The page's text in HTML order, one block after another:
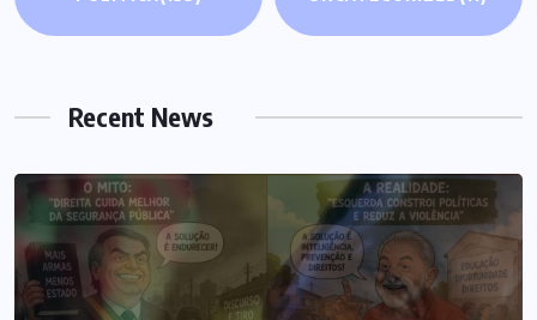
Recent News